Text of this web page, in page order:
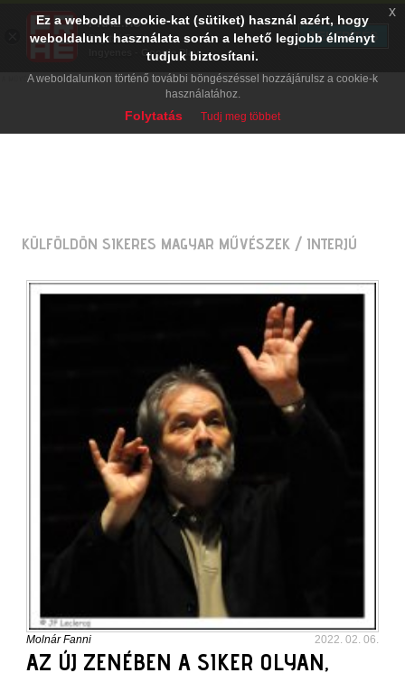
KÜLFÖLDÖN SIKERES MAGYAR MŰVÉSZEK / INTERJÚ
Molnár Fanni 2022. 02. 06.
AZ ÚJ ZENÉBEN A SIKER OLYAN,
Ez a weboldal cookie-kat (sütiket) használ azért, hogy
weboldalunk használata során a lehető legjobb élményt
tudjuk biztosítani.
A weboldalunkon történő további böngészéssel hozzájárulsz a cookie-k
használatához.
Folytatás Tudj meg többet
x
PRAE.HU
Digital Evolution
Ingyenes - Google Play
TELEPÍTÉS